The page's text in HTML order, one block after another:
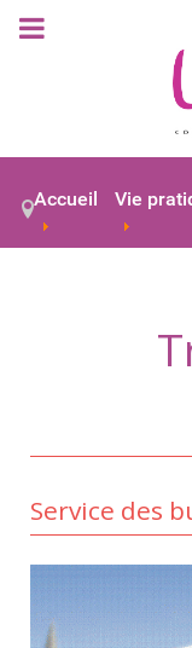
Accueil Vie
Service des